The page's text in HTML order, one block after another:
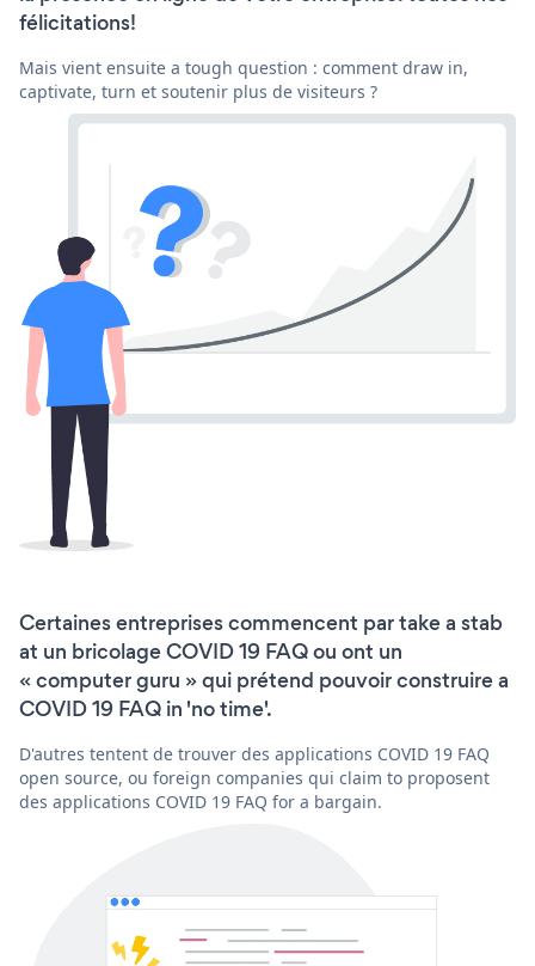
félicitations!
Mais vient ensuite a tough question : comment draw in,
captivate, turn et soutenir plus de visiteurs ?
Certaines entreprises commencent par take a stab
at un bricolage COVID 19 FAQ ou ont un
« computer guru » qui prétend pouvoir construire a
COVID 19 FAQ in 'no time'.
D'autres tentent de trouver des applications COVID 19 FAQ
open source, ou foreign companies qui claim to proposent
des applications COVID 19 FAQ for a bargain.